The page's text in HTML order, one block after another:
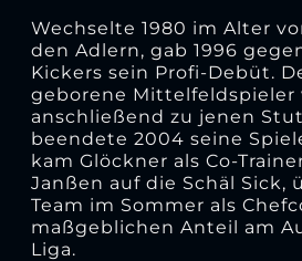
Wechselte 1980 im Alter
den Adlern, gab 1996
Kickers sein Profi-Debüt.
geborene Mittelfeldspieler
anschließend zu jenen
beendete 2004 seine
kam Glöckner als Co-
Janßen auf die Schäl Sick,
Team im Sommer als
maßgeblichen Anteil am
Liga.